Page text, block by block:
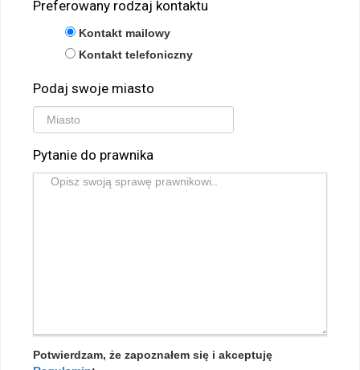
Preferowany rodzaj kontaktu
Kontakt mailowy
Kontakt telefoniczny
Podaj swoje miasto
Pytanie do prawnika
Potwierdzam, że zapoznałem się i akceptuję